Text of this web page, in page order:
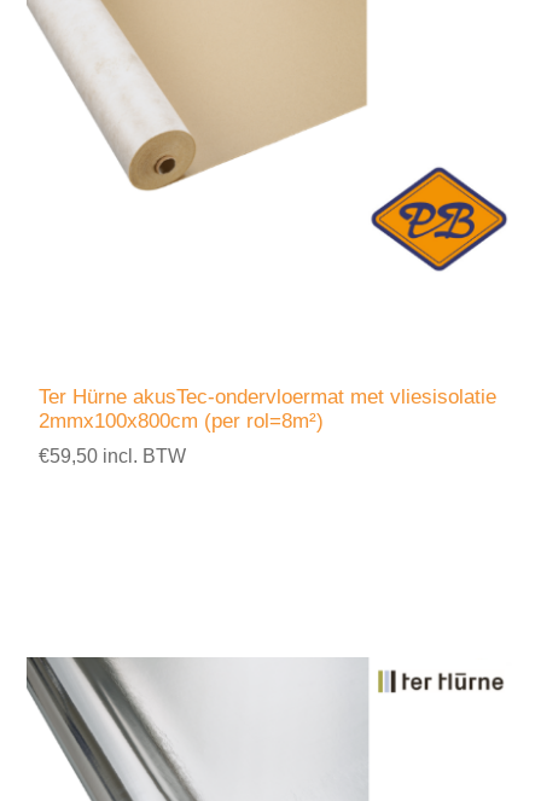
Ter Hürne akusTec-ondervloermat met vliesisolatie
2mmx100x800cm (per rol=8m²)
€59,50 incl. BTW